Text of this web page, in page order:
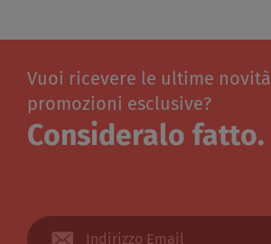
Vuoi ricevere le ultime
promozioni esclusive?
Consideralo fatto.